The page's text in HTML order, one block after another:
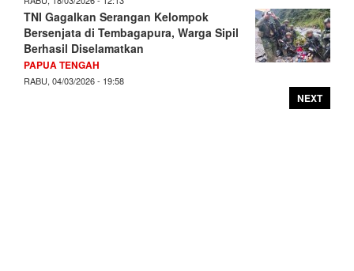
TNI Gagalkan Serangan Kelompok
Bersenjata di Tembagapura, Warga Sipil
Berhasil Diselamatkan
PAPUA TENGAH
RABU, 04/03/2026 - 19:58
NEXT